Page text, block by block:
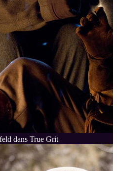
dans True Grit